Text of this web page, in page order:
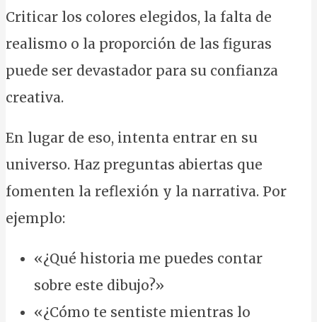
Criticar los colores elegidos, la falta de
realismo o la proporción de las figuras
puede ser devastador para su confianza
creativa.
En lugar de eso, intenta entrar en su
universo. Haz preguntas abiertas que
fomenten la reflexión y la narrativa. Por
ejemplo:
«¿Qué historia me puedes contar
sobre este dibujo?»
«¿Cómo te sentiste mientras lo